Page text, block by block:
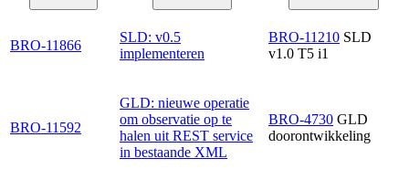
BRO-11866
SLD: v0.5
implementeren
BRO-11210 SLD
v1.0 T5 i1
BRO-11592
GLD: nieuwe operatie
om observatie op te
halen uit REST service
in bestaande XML
BRO-4730 GLD
doorontwikkeling